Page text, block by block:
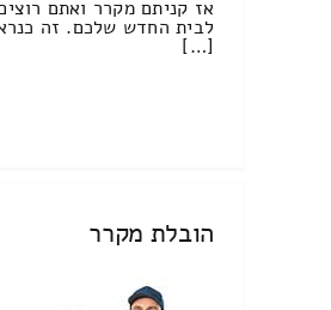
אז קניתם מקרר ואתם
לבית החדש שלכם. זה
[…]
הובלת מקרר